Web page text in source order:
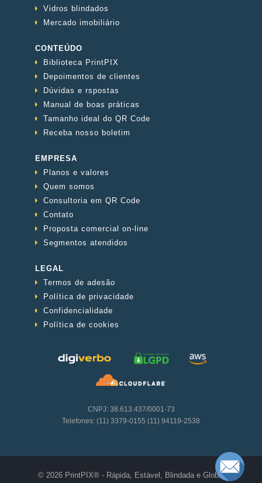
Vidros blindados
Mercado imobiliário
CONTEÚDO
Biblioteca PrintPIX
Depoimentos de clientes
Dúvidas e rspostas
Manual de boas práticas
Tamanho ideal do QR Code
Receba nosso boletim
EMPRESA
Planos e valores
Quem somos
Consultoria em QR Code
Contato
Proposta comercial on-line
Segmentos atendidos
LEGAL
Termos de adesão
Política de privacidade
Confidencialidade
Política de cookies
CNPJ: 38.613.437/0001-73
Telefones: (11) 3379-0155 (11) 94119-2538
© 2026 PrintPIX® - Rápida, Estável, Blindada e Global